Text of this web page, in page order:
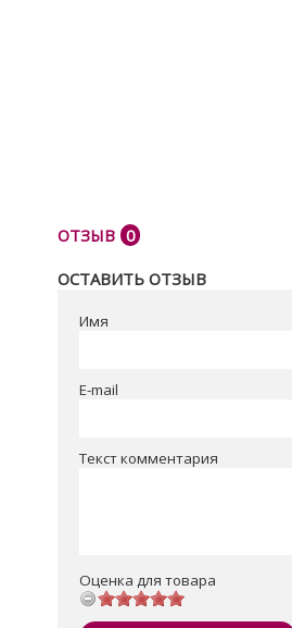
ОТЗЫВ 0
ОСТАВИТЬ ОТЗЫВ
Имя
E-mail
Текст комментария
Оценка для товара